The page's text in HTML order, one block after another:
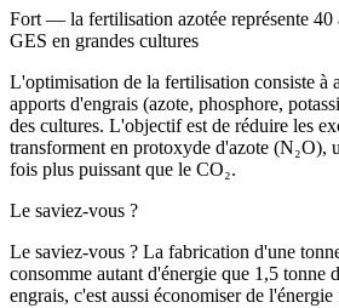
Fort — la fertilisation azotée représente 40
GES en grandes cultures
L'optimisation de la fertilisation consiste à
apports d'engrais (azote, phosphore,
des cultures. L'objectif est de réduire les
transforment en protoxyde d'azote (N₂O),
fois plus puissant que le CO₂.
Le saviez-vous ?
Le saviez-vous ? La fabrication d'une
consomme autant d'énergie que 1,5 tonne
engrais, c'est aussi économiser de l'énergie